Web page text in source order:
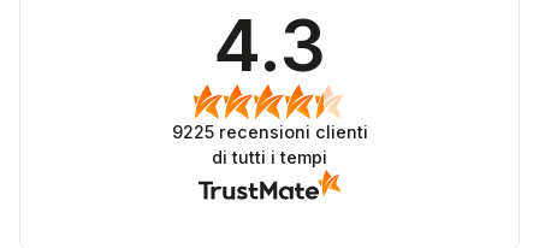
4.3
9225recensioni clienti
di tutti i tempi